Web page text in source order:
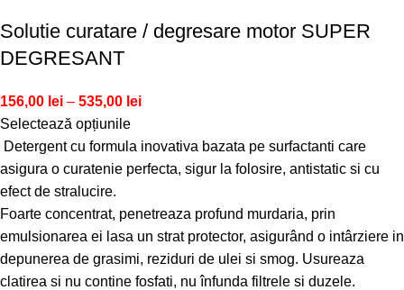
Solutie curatare / degresare motor SUPER
DEGRESANT
156,00 lei – 535,00 lei
Selectează opțiunile
Detergent cu formula inovativa bazata pe surfactanti care
asigura o curatenie perfecta, sigur la folosire, antistatic si cu
efect de stralucire.
Foarte concentrat, penetreaza profund murdaria, prin
emulsionarea ei lasa un strat protector, asigurând o intârziere in
depunerea de grasimi, reziduri de ulei si smog. Usureaza
clatirea si nu contine fosfati, nu înfunda filtrele si duzele.